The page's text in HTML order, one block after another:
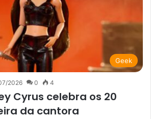
Geek
2026 0 4
Cyrus celebra os 20
da cantora